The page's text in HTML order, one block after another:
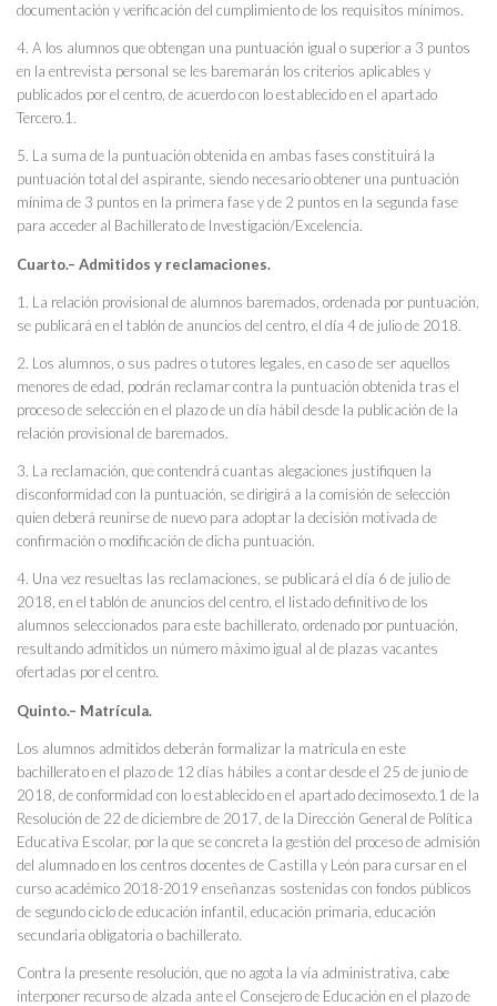
documentación y verificación del cumplimiento de los requisitos mínimos.
4. A los alumnos que obtengan una puntuación igual o superior a 3 puntos
en la entrevista personal se les baremarán los criterios aplicables y
publicados por el centro, de acuerdo con lo establecido en el apartado
Tercero.1.
5. La suma de la puntuación obtenida en ambas fases constituirá la
puntuación total del aspirante, siendo necesario obtener una puntuación
mínima de 3 puntos en la primera fase y de 2 puntos en la segunda fase
para acceder al Bachillerato de Investigación/Excelencia.
Cuarto.– Admitidos y reclamaciones.
1. La relación provisional de alumnos baremados, ordenada por puntuación,
se publicará en el tablón de anuncios del centro, el día 4 de julio de 2018.
2. Los alumnos, o sus padres o tutores legales, en caso de ser aquellos
menores de edad, podrán reclamar contra la puntuación obtenida tras el
proceso de selección en el plazo de un día hábil desde la publicación de la
relación provisional de baremados.
3. La reclamación, que contendrá cuantas alegaciones justifiquen la
disconformidad con la puntuación, se dirigirá a la comisión de selección
quien deberá reunirse de nuevo para adoptar la decisión motivada de
confirmación o modificación de dicha puntuación.
4. Una vez resueltas las reclamaciones, se publicará el día 6 de julio de
2018, en el tablón de anuncios del centro, el listado definitivo de los
alumnos seleccionados para este bachillerato, ordenado por puntuación,
resultando admitidos un número máximo igual al de plazas vacantes
ofertadas por el centro.
Quinto.– Matrícula.
Los alumnos admitidos deberán formalizar la matrícula en este
bachillerato en el plazo de 12 días hábiles a contar desde el 25 de junio de
2018, de conformidad con lo establecido en el apartado decimosexto.1 de la
Resolución de 22 de diciembre de 2017, de la Dirección General de Política
Educativa Escolar, por la que se concreta la gestión del proceso de admisión
del alumnado en los centros docentes de Castilla y León para cursar en el
curso académico 2018-2019 enseñanzas sostenidas con fondos públicos
de segundo ciclo de educación infantil, educación primaria, educación
secundaria obligatoria o bachillerato.
Contra la presente resolución, que no agota la vía administrativa, cabe
interponer recurso de alzada ante el Consejero de Educación en el plazo de